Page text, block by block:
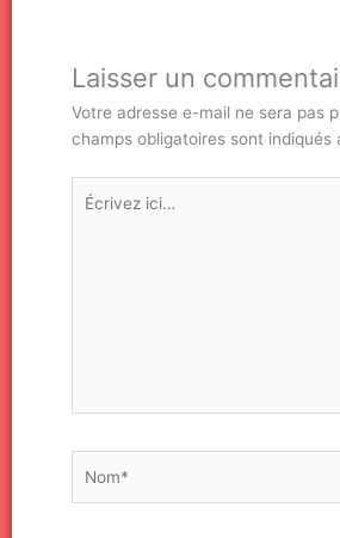
Laisser un
Votre adresse e-mail ne sera pas
champs obligatoires sont indiqués
Écrivez
ici…